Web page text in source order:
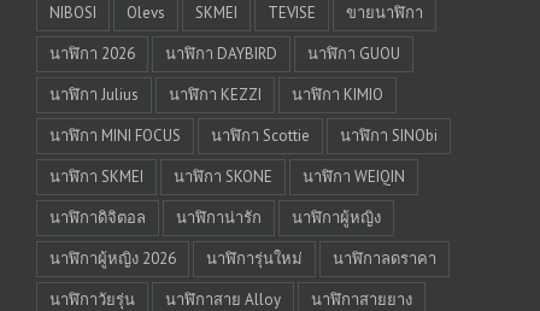
NIBOSI
Olevs SKMEI TEVISE
ขายนาฬิกา
นาฬิกา 2026
นาฬิกา DAYBIRD
นาฬิกา GUOU
นาฬิกา Julius
นาฬิกา KEZZI
นาฬิกา KIMIO
นาฬิกา MINI FOCUS
นาฬิกา Scottie
นาฬิกา SINObi
นาฬิกา SKMEI
นาฬิกา SKONE
นาฬิกา WEIQIN
นาฬิกาดิจิตอล
นาฬิกาน่ารัก
นาฬิกาผู้หญิง
นาฬิกาผู้หญิง 2026
นาฬิการุ่นใหม่
นาฬิกาลดราคา
นาฬิกาวัยรุ่น
นาฬิกาสาย Alloy
นาฬิกาสายยาง